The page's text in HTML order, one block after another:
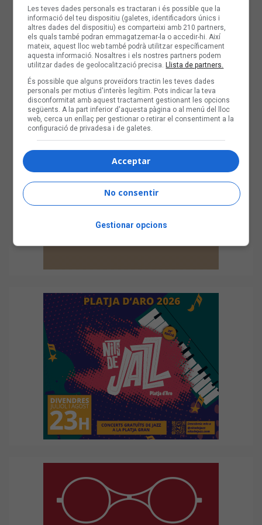
Les teves dades personals es tractaran i és possible que la
informació del teu dispositiu (galetes, identificadors únics i
altres dades del dispositiu) es comparteixi amb 210 partners,
els quals també podran emmagatzemar-la o accedir-hi. Així
mateix, aquest lloc web també podrà utilitzar específicament
aquesta informació. Nosaltres i els nostres partners podem
utilitzar dades de geolocalització precisa. Llista de partners.
És possible que alguns proveïdors tractin les teves dades
personals per motius d'interès legítim. Pots indicar la teva
disconformitat amb aquest tractament gestionant les opcions
següents. A la part inferior d'aquesta pàgina o al menú del lloc
web, cerca un enllaç per gestionar o retirar el consentiment a la
configuració de privadesa i de galetes.
Acceptar
No consentir
Gestionar opcions